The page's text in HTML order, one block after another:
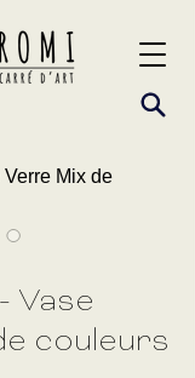
Vase
couleurs